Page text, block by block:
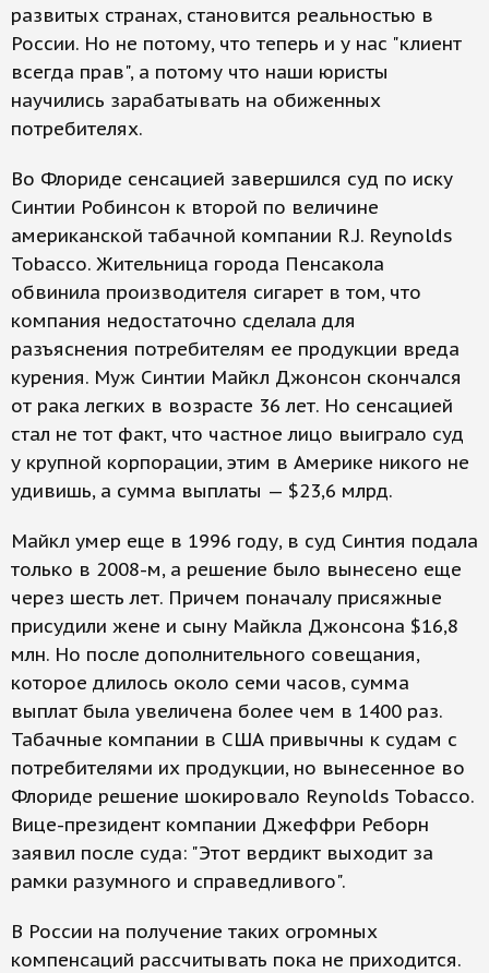
развитых странах, становится реальностью в
России. Но не потому, что теперь и у нас "клиент
всегда прав", а потому что наши юристы
научились зарабатывать на обиженных
потребителях.
Во Флориде сенсацией завершился суд по иску
Синтии Робинсон к второй по величине
американской табачной компании R.J. Reynolds
Tobacco. Жительница города Пенсакола
обвинила производителя сигарет в том, что
компания недостаточно сделала для
разъяснения потребителям ее продукции вреда
курения. Муж Синтии Майкл Джонсон скончался
от рака легких в возрасте 36 лет. Но сенсацией
стал не тот факт, что частное лицо выиграло суд
у крупной корпорации, этим в Америке никого не
удивишь, а сумма выплаты — $23,6 млрд.
Майкл умер еще в 1996 году, в суд Синтия подала
только в 2008-м, а решение было вынесено еще
через шесть лет. Причем поначалу присяжные
присудили жене и сыну Майкла Джонсона $16,8
млн. Но после дополнительного совещания,
которое длилось около семи часов, сумма
выплат была увеличена более чем в 1400 раз.
Табачные компании в США привычны к судам с
потребителями их продукции, но вынесенное во
Флориде решение шокировало Reynolds Tobacco.
Вице-президент компании Джеффри Реборн
заявил после суда: "Этот вердикт выходит за
рамки разумного и справедливого".
В России на получение таких огромных
компенсаций рассчитывать пока не приходится.